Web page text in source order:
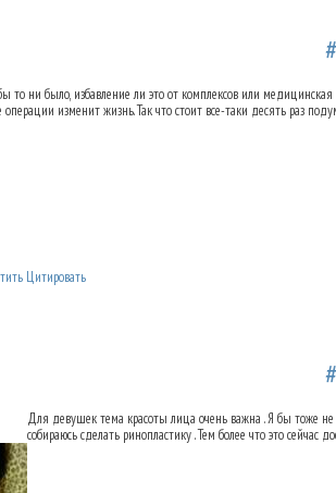
то ни было, избавление ли это от комплексов или
операции изменит жизнь. Так что стоит все-таки десять раз
Цитировать
Для девушек тема красоты лица очень важна . Я бы тоже не
собираюсь сделать ринопластику . Тем более что это сейчас